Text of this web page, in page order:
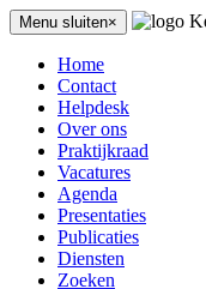
Menu sluiten×
Home
Contact
Helpdesk
Over ons
Praktijkraad
Vacatures
Agenda
Presentaties
Publicaties
Diensten
Zoeken